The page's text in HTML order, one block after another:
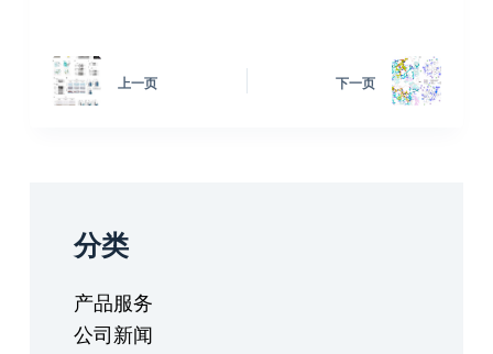
上一页 下一页
分类
产品服务
公司新闻